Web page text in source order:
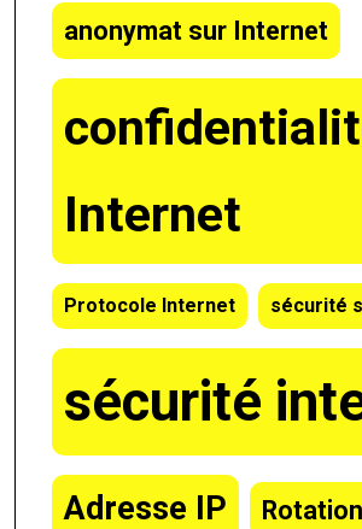
anonymat sur Internet
Internet
Protocole Internet sécurité
sécurité
Adresse IP